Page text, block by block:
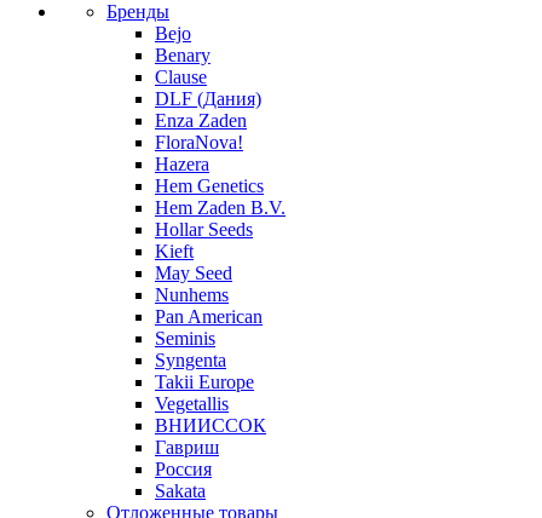
Бренды
Bejo
Benary
Clause
DLF (Дания)
Enza Zaden
FloraNova!
Hazera
Hem Genetics
Hem Zaden B.V.
Hollar Seeds
Kieft
May Seed
Nunhems
Pan American
Seminis
Syngenta
Takii Europe
Vegetallis
ВНИИССОК
Гавриш
Россия
Sakata
Отложенные товары